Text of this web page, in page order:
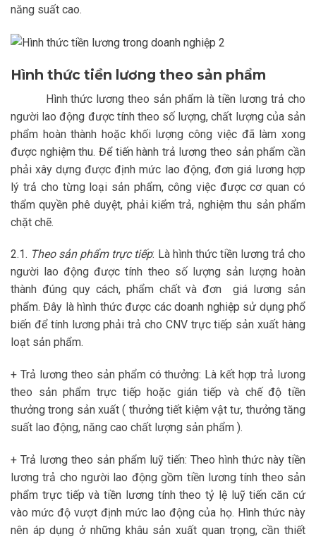
năng suất cao.
Hình thức tiền lương theo sản phẩm
Hình thức lương theo sản phẩm là tiền lương trả cho
người lao động được tính theo số lượng, chất lượng của sản
phẩm hoàn thành hoặc khối lượng công việc đã làm xong
được nghiệm thu. Để tiến hành trả lương theo sản phẩm cần
phải xây dựng được định mức lao động, đơn giá lương hợp
lý trả cho từng loại sản phẩm, công việc được cơ quan có
thẩm quyền phê duyệt, phải kiểm trả, nghiệm thu sản phẩm
chặt chẽ.
2.1. Theo sản phẩm trực tiếp: Là hình thức tiền lương trả cho
người lao động được tính theo số lượng sản lượng hoàn
thành đúng quy cách, phẩm chất và đơn giá lương sản
phẩm. Đây là hình thức được các doanh nghiệp sử dụng phổ
biến để tính lương phải trả cho CNV trực tiếp sản xuất hàng
loạt sản phẩm.
+ Trả lương theo sản phẩm có thưởng: Là kết hợp trả lưong
theo sản phẩm trực tiếp hoặc gián tiếp và chế độ tiền
thưởng trong sản xuất ( thưởng tiết kiệm vật tư, thưởng tăng
suất lao động, năng cao chất lượng sản phẩm ).
+ Trả lương theo sản phẩm luỹ tiến: Theo hình thức này tiền
lương trả cho người lao động gồm tiền lương tính theo sản
phẩm trực tiếp và tiền lương tính theo tỷ lệ luỹ tiến căn cứ
vào mức độ vượt định mức lao động của họ. Hình thức này
nên áp dụng ở những khâu sản xuất quan trọng, cần thiết